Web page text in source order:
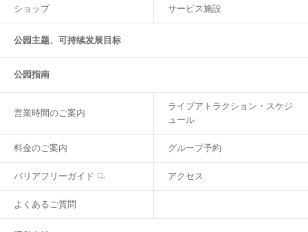
ショップ サービス施設
公园主题、可持续发展目标
公园指南
営業時間のご案内
ライブアトラクション・スケジ
ュール
料金のご案内 グループ予約
バリアフリーガイド アクセス
よくあるご質問